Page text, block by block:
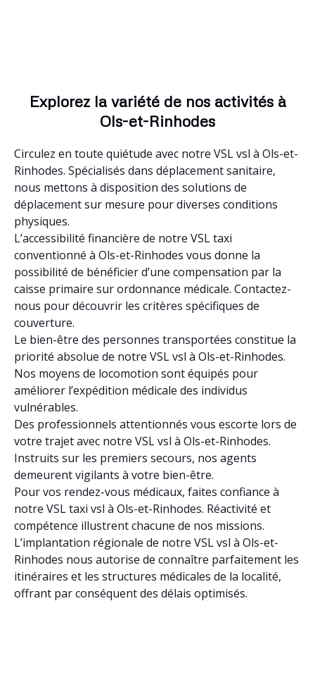
Explorez la variété de nos activités à
Ols-et-Rinhodes
Circulez en toute quiétude avec notre VSL vsl à Ols-et-
Rinhodes. Spécialisés dans déplacement sanitaire,
nous mettons à disposition des solutions de
déplacement sur mesure pour diverses conditions
physiques.
L’accessibilité financière de notre VSL taxi
conventionné à Ols-et-Rinhodes vous donne la
possibilité de bénéficier d’une compensation par la
caisse primaire sur ordonnance médicale. Contactez-
nous pour découvrir les critères spécifiques de
couverture.
Le bien-être des personnes transportées constitue la
priorité absolue de notre VSL vsl à Ols-et-Rinhodes.
Nos moyens de locomotion sont équipés pour
améliorer l’expédition médicale des individus
vulnérables.
Des professionnels attentionnés vous escorte lors de
votre trajet avec notre VSL vsl à Ols-et-Rinhodes.
Instruits sur les premiers secours, nos agents
demeurent vigilants à votre bien-être.
Pour vos rendez-vous médicaux, faites confiance à
notre VSL taxi vsl à Ols-et-Rinhodes. Réactivité et
compétence illustrent chacune de nos missions.
L’implantation régionale de notre VSL vsl à Ols-et-
Rinhodes nous autorise de connaître parfaitement les
itinéraires et les structures médicales de la localité,
offrant par conséquent des délais optimisés.